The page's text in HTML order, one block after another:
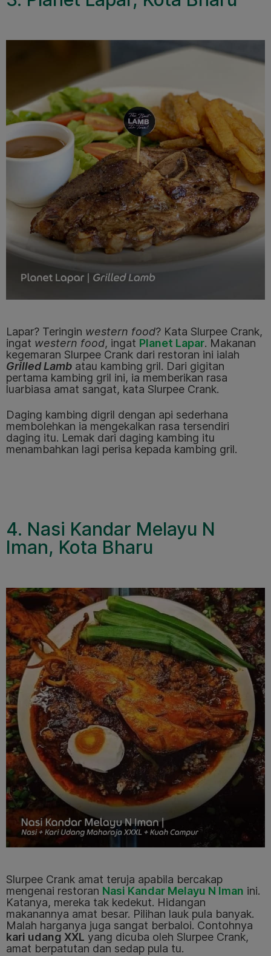
Lapar? Teringin western food? Kata Slurpee Crank,
ingat western food, ingat Planet Lapar. Makanan
kegemaran Slurpee Crank dari restoran ini ialah
Grilled Lamb atau kambing gril. Dari gigitan
pertama kambing gril ini, ia memberikan rasa
luarbiasa amat sangat, kata Slurpee Crank.
Daging kambing digril dengan api sederhana
membolehkan ia mengekalkan rasa tersendiri
daging itu. Lemak dari daging kambing itu
menambahkan lagi perisa kepada kambing gril.
4. Nasi Kandar Melayu N
Iman, Kota Bharu
Slurpee Crank amat teruja apabila bercakap
mengenai restoran Nasi Kandar Melayu N Iman ini.
Katanya, mereka tak kedekut. Hidangan
makanannya amat besar. Pilihan lauk pula banyak.
Malah harganya juga sangat berbaloi. Contohnya
kari udang XXL yang dicuba oleh Slurpee Crank,
amat berpatutan dan sedap pula tu.